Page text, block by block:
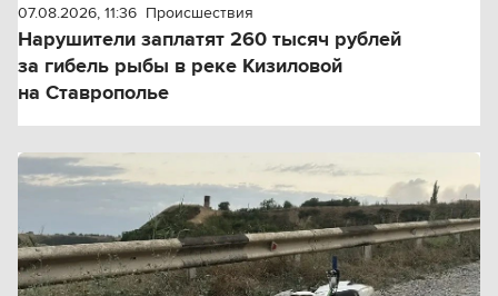
07.08.2026, 11:36 Происшествия
Нарушители заплатят 260 тысяч рублей
за гибель рыбы в реке Кизиловой
на Ставрополье